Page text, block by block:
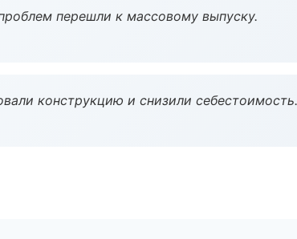
перешли к массовому выпуску.
конструкцию и снизили себестоимость.